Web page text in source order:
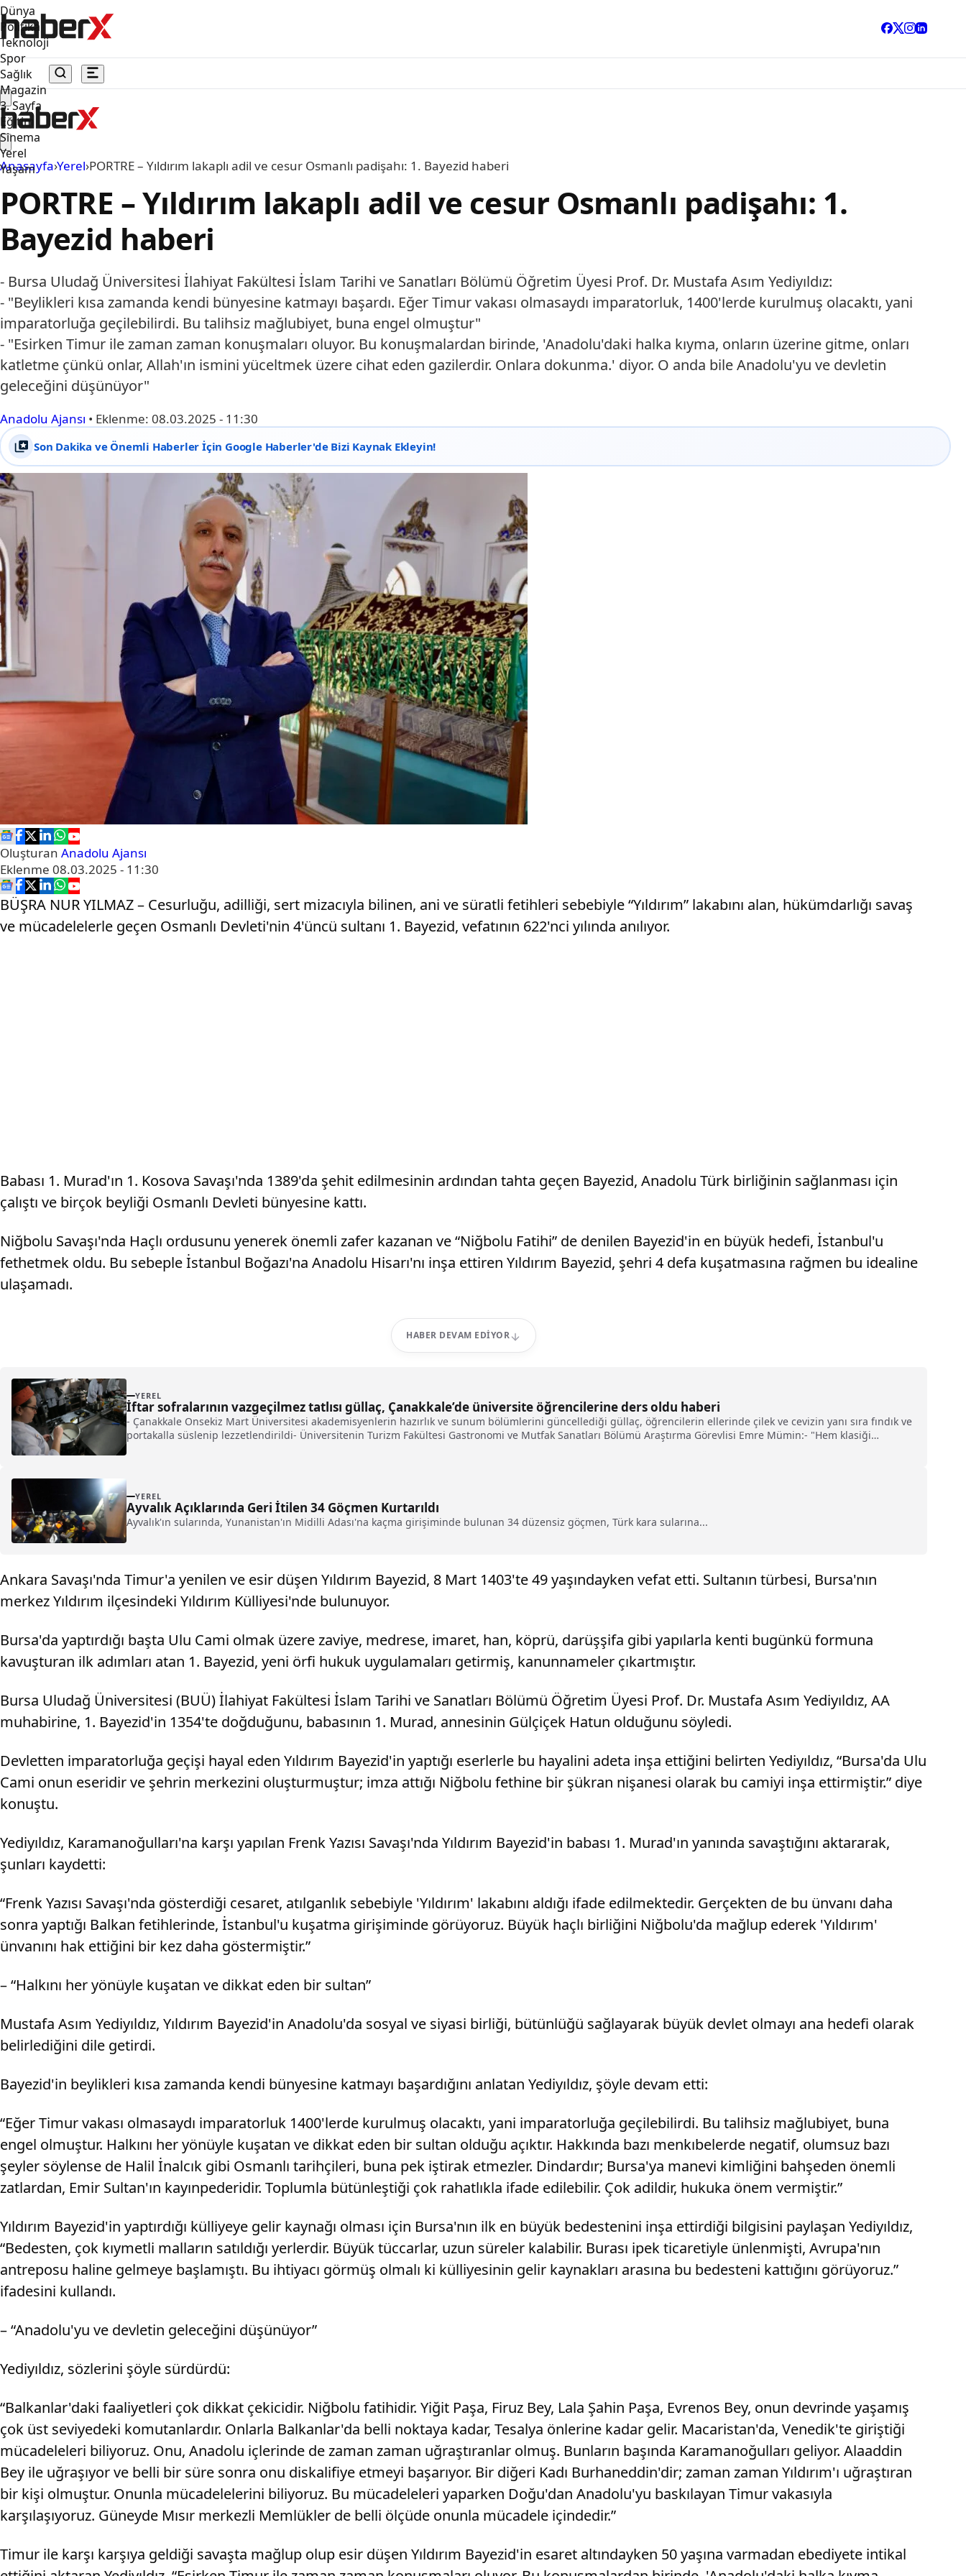
Dünya
Politika
Teknoloji
Spor
Sağlık
Magazin
3. Sayfa
Eğitim
Sinema
Yerel
Yaşam
Anasayfa›Yerel›PORTRE – Yıldırım lakaplı adil ve cesur Osmanlı padişahı: 1. Bayezid haberi
PORTRE – Yıldırım lakaplı adil ve cesur Osmanlı padişahı: 1.
Bayezid haberi
- Bursa Uludağ Üniversitesi İlahiyat Fakültesi İslam Tarihi ve Sanatları Bölümü Öğretim Üyesi Prof. Dr. Mustafa Asım Yediyıldız:
- "Beylikleri kısa zamanda kendi bünyesine katmayı başardı. Eğer Timur vakası olmasaydı imparatorluk, 1400'lerde kurulmuş olacaktı, yani
imparatorluğa geçilebilirdi. Bu talihsiz mağlubiyet, buna engel olmuştur"
- "Esirken Timur ile zaman zaman konuşmaları oluyor. Bu konuşmalardan birinde, 'Anadolu'daki halka kıyma, onların üzerine gitme, onları
katletme çünkü onlar, Allah'ın ismini yüceltmek üzere cihat eden gazilerdir. Onlara dokunma.' diyor. O anda bile Anadolu'yu ve devletin
geleceğini düşünüyor"
Anadolu Ajansı • Eklenme: 08.03.2025 - 11:30
Son Dakika ve Önemli Haberler İçin Google Haberler'de Bizi Kaynak Ekleyin!
Oluşturan Anadolu Ajansı
Eklenme 08.03.2025 - 11:30
BÜŞRA NUR YILMAZ – Cesurluğu, adilliği, sert mizacıyla bilinen, ani ve süratli fetihleri sebebiyle “Yıldırım” lakabını alan, hükümdarlığı savaş
ve mücadelelerle geçen Osmanlı Devleti'nin 4'üncü sultanı 1. Bayezid, vefatının 622'nci yılında anılıyor.
Babası 1. Murad'ın 1. Kosova Savaşı'nda 1389'da şehit edilmesinin ardından tahta geçen Bayezid, Anadolu Türk birliğinin sağlanması için
çalıştı ve birçok beyliği Osmanlı Devleti bünyesine kattı.
Niğbolu Savaşı'nda Haçlı ordusunu yenerek önemli zafer kazanan ve “Niğbolu Fatihi” de denilen Bayezid'in en büyük hedefi, İstanbul'u
fethetmek oldu. Bu sebeple İstanbul Boğazı'na Anadolu Hisarı'nı inşa ettiren Yıldırım Bayezid, şehri 4 defa kuşatmasına rağmen bu idealine
ulaşamadı.
HABER DEVAM EDIYOR
YEREL
İftar sofralarının vazgeçilmez tatlısı güllaç, Çanakkale’de üniversite öğrencilerine ders oldu haberi
- Çanakkale Onsekiz Mart Üniversitesi akademisyenlerin hazırlık ve sunum bölümlerini güncellediği güllaç, öğrencilerin ellerinde çilek ve cevizin yanı sıra fındık ve
portakalla süslenip lezzetlendirildi- Üniversitenin Turizm Fakültesi Gastronomi ve Mutfak Sanatları Bölümü Araştırma Görevlisi Emre Mümin:- "Hem klasiği
YEREL
Ayvalık Açıklarında Geri İtilen 34 Göçmen Kurtarıldı
Ayvalık'ın sularında, Yunanistan'ın Midilli Adası'na kaçma girişiminde bulunan 34 düzensiz göçmen, Türk kara sularına...
Ankara Savaşı'nda Timur'a yenilen ve esir düşen Yıldırım Bayezid, 8 Mart 1403'te 49 yaşındayken vefat etti. Sultanın türbesi, Bursa'nın
merkez Yıldırım ilçesindeki Yıldırım Külliyesi'nde bulunuyor.
Bursa'da yaptırdığı başta Ulu Cami olmak üzere zaviye, medrese, imaret, han, köprü, darüşşifa gibi yapılarla kenti bugünkü formuna
kavuşturan ilk adımları atan 1. Bayezid, yeni örfi hukuk uygulamaları getirmiş, kanunnameler çıkartmıştır.
Bursa Uludağ Üniversitesi (BUÜ) İlahiyat Fakültesi İslam Tarihi ve Sanatları Bölümü Öğretim Üyesi Prof. Dr. Mustafa Asım Yediyıldız, AA
muhabirine, 1. Bayezid'in 1354'te doğduğunu, babasının 1. Murad, annesinin Gülçiçek Hatun olduğunu söyledi.
Devletten imparatorluğa geçişi hayal eden Yıldırım Bayezid'in yaptığı eserlerle bu hayalini adeta inşa ettiğini belirten Yediyıldız, “Bursa'da Ulu
Cami onun eseridir ve şehrin merkezini oluşturmuştur; imza attığı Niğbolu fethine bir şükran nişanesi olarak bu camiyi inşa ettirmiştir.” diye
konuştu.
Yediyıldız, Karamanoğulları'na karşı yapılan Frenk Yazısı Savaşı'nda Yıldırım Bayezid'in babası 1. Murad'ın yanında savaştığını aktararak,
şunları kaydetti:
“Frenk Yazısı Savaşı'nda gösterdiği cesaret, atılganlık sebebiyle 'Yıldırım' lakabını aldığı ifade edilmektedir. Gerçekten de bu ünvanı daha
sonra yaptığı Balkan fetihlerinde, İstanbul'u kuşatma girişiminde görüyoruz. Büyük haçlı birliğini Niğbolu'da mağlup ederek 'Yıldırım'
ünvanını hak ettiğini bir kez daha göstermiştir.”
– “Halkını her yönüyle kuşatan ve dikkat eden bir sultan”
Mustafa Asım Yediyıldız, Yıldırım Bayezid'in Anadolu'da sosyal ve siyasi birliği, bütünlüğü sağlayarak büyük devlet olmayı ana hedefi olarak
belirlediğini dile getirdi.
Bayezid'in beylikleri kısa zamanda kendi bünyesine katmayı başardığını anlatan Yediyıldız, şöyle devam etti:
“Eğer Timur vakası olmasaydı imparatorluk 1400'lerde kurulmuş olacaktı, yani imparatorluğa geçilebilirdi. Bu talihsiz mağlubiyet, buna
engel olmuştur. Halkını her yönüyle kuşatan ve dikkat eden bir sultan olduğu açıktır. Hakkında bazı menkıbelerde negatif, olumsuz bazı
şeyler söylense de Halil İnalcık gibi Osmanlı tarihçileri, buna pek iştirak etmezler. Dindardır; Bursa'ya manevi kimliğini bahşeden önemli
zatlardan, Emir Sultan'ın kayınpederidir. Toplumla bütünleştiği çok rahatlıkla ifade edilebilir. Çok adildir, hukuka önem vermiştir.”
Yıldırım Bayezid'in yaptırdığı külliyeye gelir kaynağı olması için Bursa'nın ilk en büyük bedestenini inşa ettirdiği bilgisini paylaşan Yediyıldız,
“Bedesten, çok kıymetli malların satıldığı yerlerdir. Büyük tüccarlar, uzun süreler kalabilir. Burası ipek ticaretiyle ünlenmişti, Avrupa'nın
antreposu haline gelmeye başlamıştı. Bu ihtiyacı görmüş olmalı ki külliyesinin gelir kaynakları arasına bu bedesteni kattığını görüyoruz.”
ifadesini kullandı.
– “Anadolu'yu ve devletin geleceğini düşünüyor”
Yediyıldız, sözlerini şöyle sürdürdü:
“Balkanlar'daki faaliyetleri çok dikkat çekicidir. Niğbolu fatihidir. Yiğit Paşa, Firuz Bey, Lala Şahin Paşa, Evrenos Bey, onun devrinde yaşamış
çok üst seviyedeki komutanlardır. Onlarla Balkanlar'da belli noktaya kadar, Tesalya önlerine kadar gelir. Macaristan'da, Venedik'te giriştiği
mücadeleleri biliyoruz. Onu, Anadolu içlerinde de zaman zaman uğraştıranlar olmuş. Bunların başında Karamanoğulları geliyor. Alaaddin
Bey ile uğraşıyor ve belli bir süre sonra onu diskalifiye etmeyi başarıyor. Bir diğeri Kadı Burhaneddin'dir; zaman zaman Yıldırım'ı uğraştıran
bir kişi olmuştur. Onunla mücadelelerini biliyoruz. Bu mücadeleleri yaparken Doğu'dan Anadolu'yu baskılayan Timur vakasıyla
karşılaşıyoruz. Güneyde Mısır merkezli Memlükler de belli ölçüde onunla mücadele içindedir.”
Timur ile karşı karşıya geldiği savaşta mağlup olup esir düşen Yıldırım Bayezid'in esaret altındayken 50 yaşına varmadan ebediyete intikal